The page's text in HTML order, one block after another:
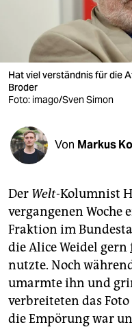
verlag
verlag
veranstaltungen
fragen & hilfe
abo
genossenschaft
epaper login
Hat viel verständnis für die
Broder
Foto: imago/Sven Simon
Von Markus
Der Welt-Kolumnist
vergangenen Woche
Fraktion im
die Alice Weidel gern
nutzte. Noch
umarmte ihn und
verbreiteten das
die Empörung war